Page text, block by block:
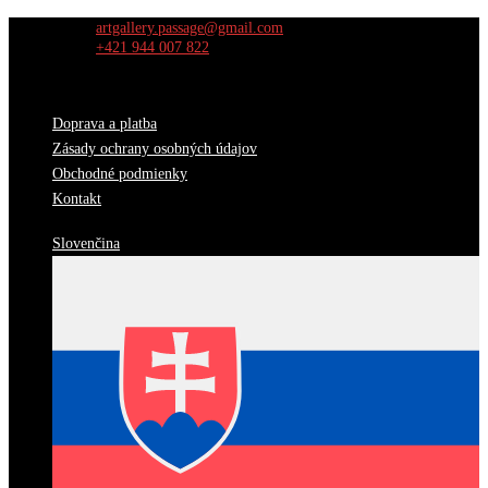
artgallery.passage@gmail.com
+421 944 007 822
Doprava a platba
Zásady ochrany osobných údajov
Obchodné podmienky
Kontakt
Slovenčina